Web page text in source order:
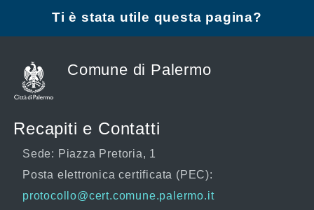
Ti è stata utile questa pagina?
Comune di Palermo
Recapiti e Contatti
Sede: Piazza Pretoria, 1
Posta elettronica certificata (PEC):
protocollo@cert.comune.palermo.it